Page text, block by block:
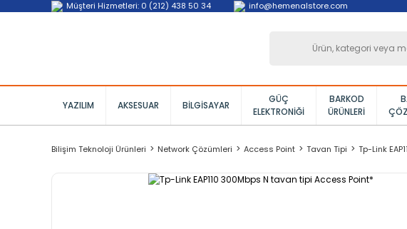
Müşteri Hizmetleri: 0 (212) 438 50 34 info@hemenalstore.com
YAZILIM AKSESUAR BILGISAYAR
GÜÇ
ELEKTRONIĞI
BARKOD
ÜRÜNLERI
Bilişim Teknoloji Ürünleri Network Çözümleri Access Point Tavan Tipi Tp-Link